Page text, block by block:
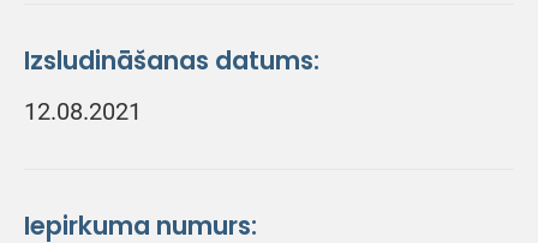
Izsludināšanas datums:
12.08.2021
Iepirkuma numurs: